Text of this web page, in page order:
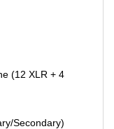
(12 XLR + 4
Secondary)